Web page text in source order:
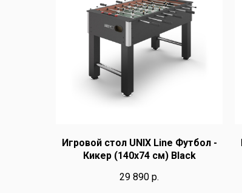
Игровой стол UNIX Line Футбол -
Кикер (140х74 cм) Black
29 890 р.